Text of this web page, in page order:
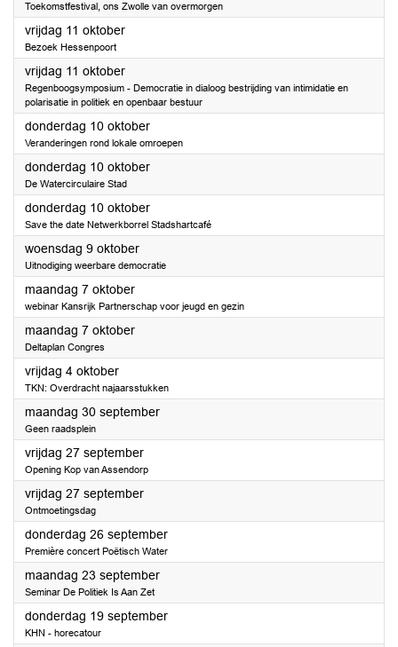
Toekomstfestival, ons Zwolle van overmorgen
vrijdag 11 oktober2024
Bezoek Hessenpoort
vrijdag 11 oktober2024
Regenboogsymposium - Democratie in dialoog bestrijding van intimidatie en
polarisatie in politiek en openbaar bestuur
donderdag 10 oktober2024
Veranderingen rond lokale omroepen
donderdag 10 oktober2024
De Watercirculaire Stad
donderdag 10 oktober2024
Save the date Netwerkborrel Stadshartcafé
woensdag 9 oktober2024
Uitnodiging weerbare democratie
maandag 7 oktober2024
webinar Kansrijk Partnerschap voor jeugd en gezin
maandag 7 oktober2024
Deltaplan Congres
vrijdag 4 oktober2024
TKN: Overdracht najaarsstukken
maandag 30 september2024
Geen raadsplein
vrijdag 27 september2024
Opening Kop van Assendorp
vrijdag 27 september2024
Ontmoetingsdag
donderdag 26 september2024
Première concert Poëtisch Water
maandag 23 september2024
Seminar De Politiek Is Aan Zet
donderdag 19 september2024
KHN - horecatour